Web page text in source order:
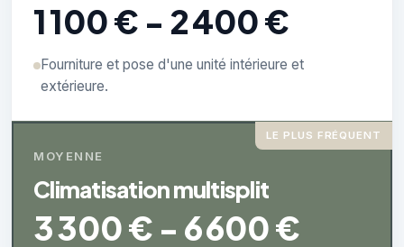
1 100 € - 2 400 €
Fourniture et pose d'une unité intérieure et
extérieure.
LE PLUS FRÉQUENT
MOYENNE
Climatisation multisplit
3 300 € - 6 600 €